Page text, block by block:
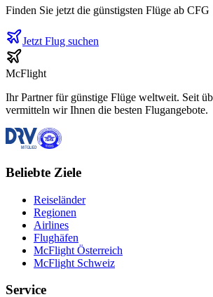
Finden Sie jetzt die günstigsten Flüge ab CFG
Jetzt Flug suchen
McFlight
Ihr Partner für günstige Flüge weltweit. Seit
vermitteln wir Ihnen die besten Flugangebote.
Beliebte Ziele
Reiseländer
Regionen
Airlines
Flughäfen
McFlight Österreich
McFlight Schweiz
Service